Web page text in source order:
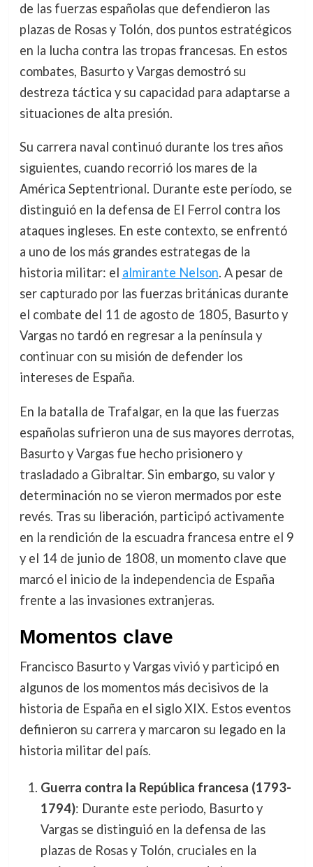
de las fuerzas españolas que defendieron las
plazas de Rosas y Tolón, dos puntos estratégicos
en la lucha contra las tropas francesas. En estos
combates, Basurto y Vargas demostró su
destreza táctica y su capacidad para adaptarse a
situaciones de alta presión.
Su carrera naval continuó durante los tres años
siguientes, cuando recorrió los mares de la
América Septentrional. Durante este período, se
distinguió en la defensa de El Ferrol contra los
ataques ingleses. En este contexto, se enfrentó
a uno de los más grandes estrategas de la
historia militar: el almirante Nelson. A pesar de
ser capturado por las fuerzas británicas durante
el combate del 11 de agosto de 1805, Basurto y
Vargas no tardó en regresar a la península y
continuar con su misión de defender los
intereses de España.
En la batalla de Trafalgar, en la que las fuerzas
españolas sufrieron una de sus mayores derrotas,
Basurto y Vargas fue hecho prisionero y
trasladado a Gibraltar. Sin embargo, su valor y
determinación no se vieron mermados por este
revés. Tras su liberación, participó activamente
en la rendición de la escuadra francesa entre el 9
y el 14 de junio de 1808, un momento clave que
marcó el inicio de la independencia de España
frente a las invasiones extranjeras.
Momentos clave
Francisco Basurto y Vargas vivió y participó en
algunos de los momentos más decisivos de la
historia de España en el siglo XIX. Estos eventos
definieron su carrera y marcaron su legado en la
historia militar del país.
Guerra contra la República francesa (1793-
1794): Durante este periodo, Basurto y
Vargas se distinguió en la defensa de las
plazas de Rosas y Tolón, cruciales en la